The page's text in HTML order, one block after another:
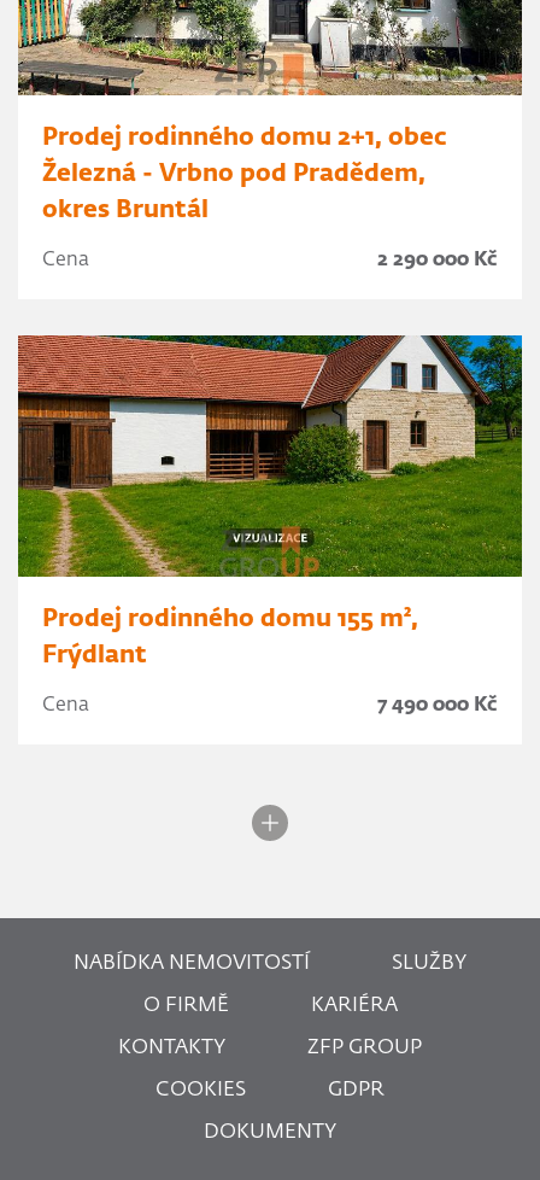
Prodej rodinného domu 2+1, obec
Železná - Vrbno pod Pradědem,
okres Bruntál
Cena 2 290 000 Kč
Prodej rodinného domu 155 m²,
Frýdlant
Cena 7 490 000 Kč
NABÍDKA NEMOVITOSTÍ SLUŽBY
O FIRMĚ KARIÉRA
KONTAKTY ZFP GROUP
COOKIES GDPR
DOKUMENTY